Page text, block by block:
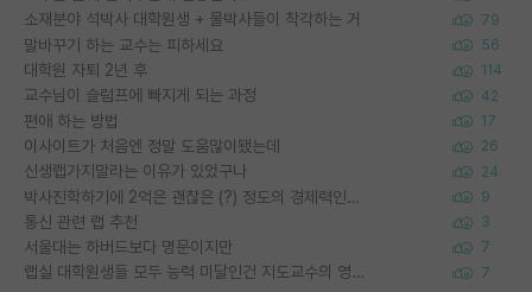
소재분야 석박사 대학원생 + 물박사들이 착각하는 거 79
말바꾸기 하는 교수는 피하세요 56
대학원 자퇴 2년 후 114
교수님이 슬럼프에 빠지게 되는 과정 42
편애 하는 방법 17
이사이트가 처음엔 정말 도움많이됐는데 26
신생랩가지말라는 이유가 있었구나 24
박사진학하기에 2억은 괜찮은 (?) 정도의 경제력인가요 9
통신 관련 랩 추천 3
서울대는 하버드보다 명문이지만 7
랩실 대학원생들 모두 능력 미달인건 지도교수의 영향 아닌가? 7